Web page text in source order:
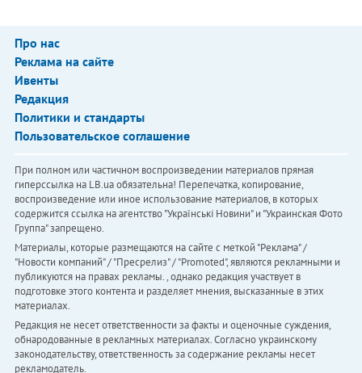
Про нас
Реклама на сайте
Ивенты
Редакция
Политики и стандарты
Пользовательское соглашение
При полном или частичном воспроизведении материалов прямая
гиперссылка на LB.ua обязательна! Перепечатка, копирование,
воспроизведение или иное использование материалов, в которых
содержится ссылка на агентство "Українськi Новини" и "Украинская Фото
Группа" запрещено.
Материалы, которые размещаются на сайте с меткой "Реклама" /
"Новости компаний" / "Пресрелиз" / "Promoted", являются рекламными и
публикуются на правах рекламы. , однако редакция участвует в
подготовке этого контента и разделяет мнения, высказанные в этих
материалах.
Редакция не несет ответственности за факты и оценочные суждения,
обнародованные в рекламных материалах. Согласно украинскому
законодательству, ответственность за содержание рекламы несет
рекламодатель.